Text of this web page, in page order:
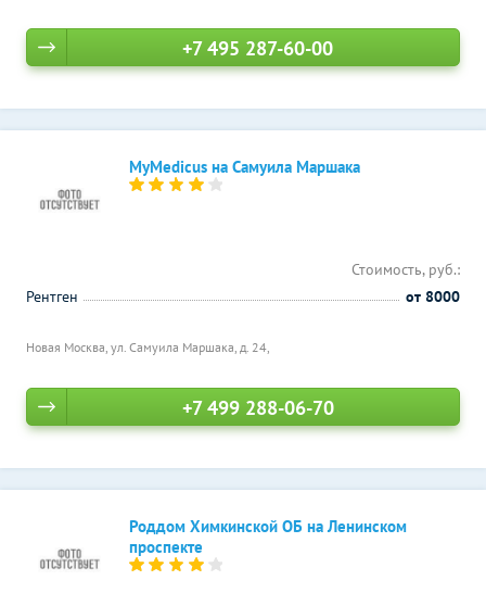
+7 495 287-60-00
MyMedicus на Самуила Маршака
Новая Москва, ул. Самуила Маршака, д. 24,
Стоимость, руб.:
Рентген
от 8000
+7 499 288-06-70
Роддом Химкинской ОБ на Ленинском
проспекте